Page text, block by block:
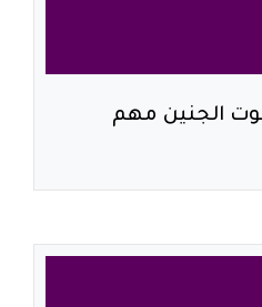
الجنين مهم